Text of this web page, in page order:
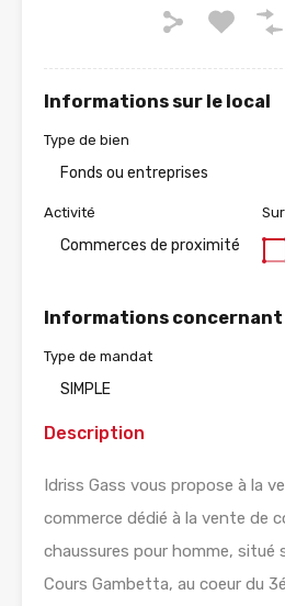
Informations sur le local
Type de bien
Fonds ou entreprises
Activité
Commerces de proximité
Informations concernant
Type de mandat
SIMPLE
Description
Idriss Gass vous propose à la
commerce dédié à la vente de
chaussures pour homme, situé
Cours Gambetta, au coeur du